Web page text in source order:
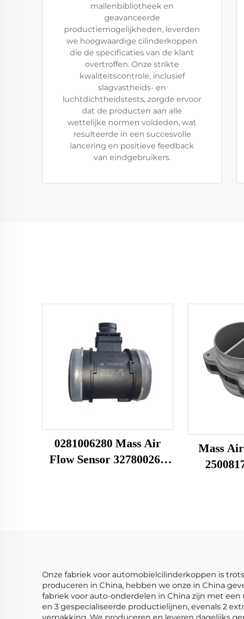
mallenbibliotheek en
geavanceerde
productiemogelijkheden, leverden
we hoogwaardige cilinderkoppen
die de specificaties van de klant
overtroffen. Onze strikte
kwaliteitscontrole, inclusief
slagvastheids- en
luchtdichtheidstests, zorgde ervoor
dat de producten aan alle
wettelijke normen voldeden, wat
resulteerde in een succesvolle
lancering en positieve feedback
van eindgebruikers.
0281006280 Mass Air
Flow Sensor 327800261
Mass
Onze fabriek voor automobielcilinderkoppen is
produceren in China, hebben we onze in China
fabriek voor auto-onderdelen in China zijn met
en 3 gespecialiseerde productielijnen, evenals 2